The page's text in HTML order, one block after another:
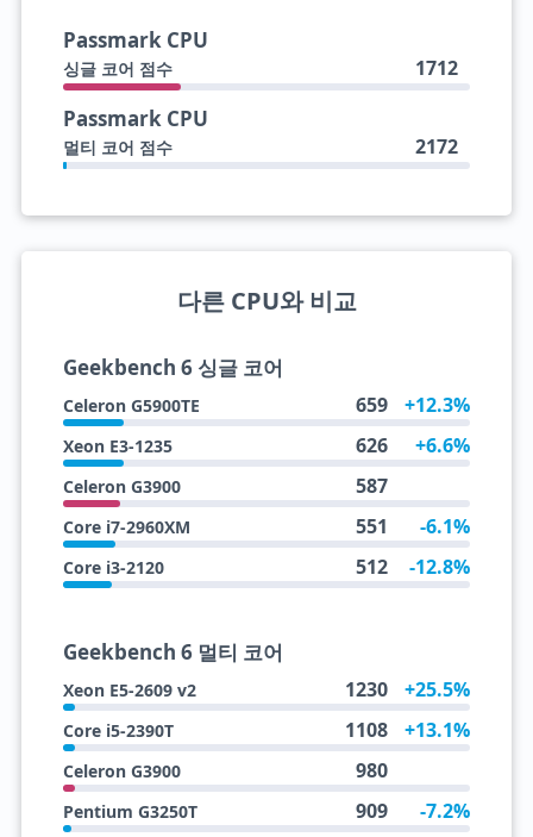
Passmark CPU
싱글 코어 점수 1712
Passmark CPU
멀티 코어 점수 2172
다른 CPU와 비교
Geekbench 6 싱글 코어
Celeron G5900TE 659 +12.3%
Xeon E3-1235 626 +6.6%
Celeron G3900 587
Core i7-2960XM 551 -6.1%
Core i3-2120 512 -12.8%
Geekbench 6 멀티 코어
Xeon E5-2609 v2 1230 +25.5%
Core i5-2390T 1108 +13.1%
Celeron G3900 980
Pentium G3250T 909 -7.2%